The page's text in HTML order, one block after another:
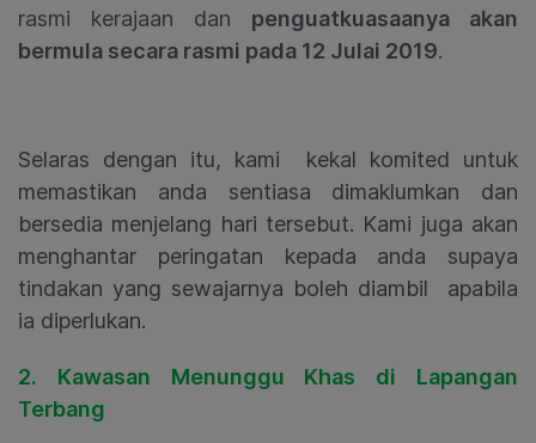
rasmi kerajaan dan penguatkuasaanya akan
bermula secara rasmi pada 12 Julai 2019.
Selaras dengan itu, kami kekal komited untuk
memastikan anda sentiasa dimaklumkan dan
bersedia menjelang hari tersebut. Kami juga akan
menghantar peringatan kepada anda supaya
tindakan yang sewajarnya boleh diambil
apabila
ia diperlukan.
2. Kawasan Menunggu Khas di Lapangan
Terbang